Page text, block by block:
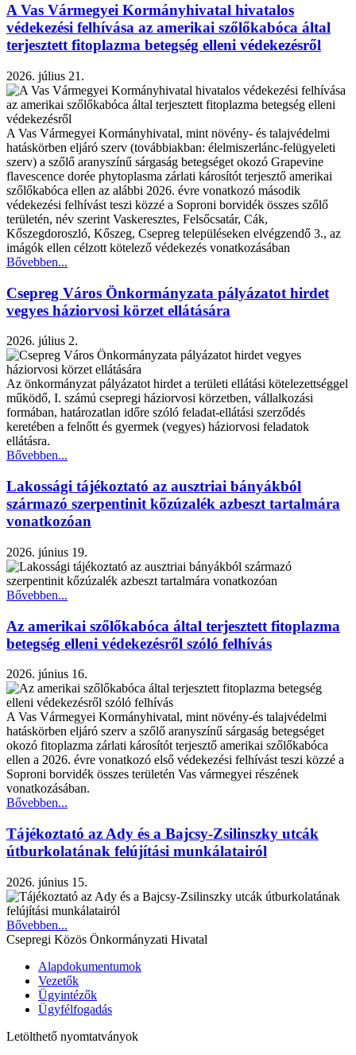
A Vas Vármegyei Kormányhivatal hivatalos
védekezési felhívása az amerikai szőlőkabóca által
terjesztett fitoplazma betegség elleni védekezésről
2026. július 21.
A Vas Vármegyei Kormányhivatal, mint növény- és talajvédelmi
hatáskörben eljáró szerv (továbbiakban: élelmiszerlánc-felügyeleti
szerv) a szőlő aranyszínű sárgaság betegséget okozó Grapevine
flavescence dorée phytoplasma zárlati károsítót terjesztő amerikai
szőlőkabóca ellen az alábbi 2026. évre vonatkozó második
védekezési felhívást teszi közzé a Soproni borvidék összes szőlő
területén, név szerint Vaskeresztes, Felsőcsatár, Cák,
Kőszegdoroszló, Kőszeg, Csepreg településeken elvégzendő 3., az
imágók ellen célzott kötelező védekezés vonatkozásában
Bővebben...
Csepreg Város Önkormányzata pályázatot hirdet
vegyes háziorvosi körzet ellátására
2026. július 2.
Az önkormányzat pályázatot hirdet a területi ellátási kötelezettséggel
működő, I. számú csepregi háziorvosi körzetben, vállalkozási
formában, határozatlan időre szóló feladat-ellátási szerződés
keretében a felnőtt és gyermek (vegyes) háziorvosi feladatok
ellátásra.
Bővebben...
Lakossági tájékoztató az ausztriai bányákból
származó szerpentinit kőzúzalék azbeszt tartalmára
vonatkozóan
2026. június 19.
Bővebben...
Az amerikai szőlőkabóca által terjesztett fitoplazma
betegség elleni védekezésről szóló felhívás
2026. június 16.
A Vas Vármegyei Kormányhivatal, mint növény-és talajvédelmi
hatáskörben eljáró szerv a szőlő aranyszínű sárgaság betegséget
okozó fitoplazma zárlati károsítót terjesztő amerikai szőlőkabóca
ellen a 2026. évre vonatkozó első védekezési felhívást teszi közzé a
Soproni borvidék összes területén Vas vármegyei részének
vonatkozásában.
Bővebben...
Tájékoztató az Ady és a Bajcsy-Zsilinszky utcák
útburkolatának felújítási munkálatairól
2026. június 15.
Bővebben...
Csepregi Közös Önkormányzati Hivatal
Alapdokumentumok
Vezetők
Ügyintézők
Ügyfélfogadás
Letölthető nyomtatványok